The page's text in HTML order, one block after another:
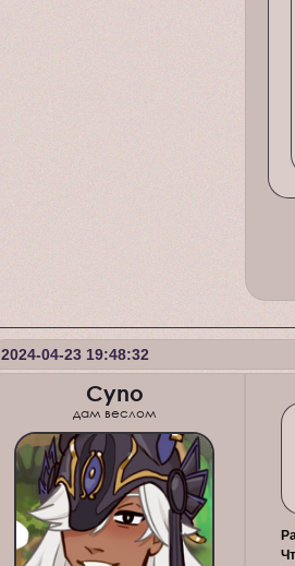
2024-04-23 19:48:32
Cyno
дам веслом